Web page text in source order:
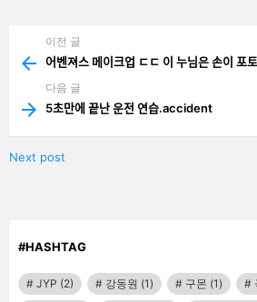
more
이전 글
어벤져스 메이크업 ㄷㄷ 이 누님은 손이
다음 글
5초만에 끝난 운전 연습.accident
Next post
#HASHTAG
JYP (2) 강동원 (1) 구몬 (1)